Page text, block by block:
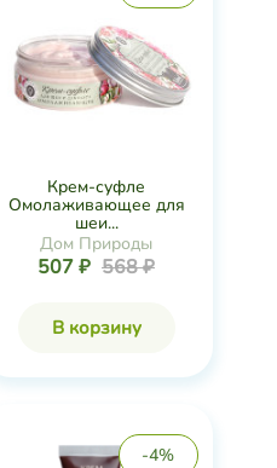
Крем-суфле
Омолаживающее для
шеи...
Дом Природы
507 ₽ 568 ₽
В корзину
-4%